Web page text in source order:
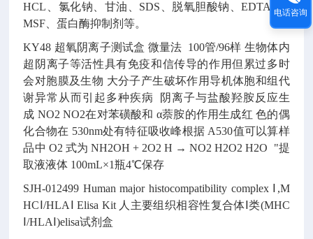
HCL、氯化钠、甘油、SDS、脱氧胆酸钠、EDTA、P
MSF、蛋白酶抑制剂等。
KY48 超氧阴离子测试盒 微量法 100管/96样 生物体内
超阴离子等活性具有免疫和信传导的作用但累过多时
会对胞膜及生物 大分子产生破坏作用导机体胞和组代
谢异常从而引起多种疾病
阴离子与盐酸羟胺反应生
成 NO2 NO2在对苯磺酸和 α萘胺的作用生成红 色的偶
化合物在 530nm处有特征吸收峰根据 A530值可以算样
品中 O2 式为 NH2OH + 2O2 H → NO2 H2O2 H2O
"提
取液液体 100mL×1瓶4℃保存
SJH-012499 Human major histocompatibility complex Ⅰ,M
HCⅠ/HLAⅠ Elisa Kit 人主要组织相容性复合体Ⅰ类(MHC
Ⅰ/HLAⅠ)elisa试剂盒
电话咨询